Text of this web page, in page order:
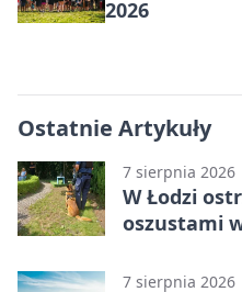
2026
Ostatnie Artykuły
7 sierpnia 2026
W Łodzi
oszustami
7 sierpnia 2026